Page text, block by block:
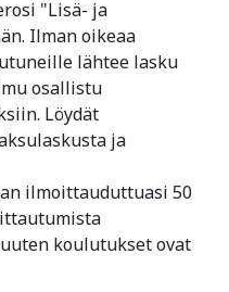
"Lisä- ja
Ilman oikeaa
lähtee lasku
osallistu
Löydät
ja
ilmoittauduttuasi 50
koulutukset ovat